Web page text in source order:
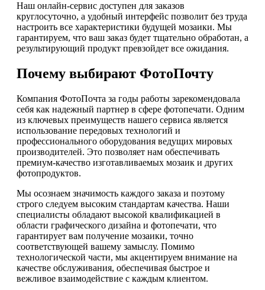
Наш онлайн-сервис доступен для заказов
круглосуточно, а удобный интерфейс позволит без труда
настроить все характеристики будущей мозаики. Мы
гарантируем, что ваш заказ будет тщательно обработан, а
результирующий продукт превзойдет все ожидания.
Почему выбирают ФотоПочту
Компания ФотоПочта за годы работы зарекомендовала
себя как надежный партнер в сфере фотопечати. Одним
из ключевых преимуществ нашего сервиса является
использование передовых технологий и
профессионального оборудования ведущих мировых
производителей. Это позволяет нам обеспечивать
премиум-качество изготавливаемых мозаик и других
фотопродуктов.
Мы осознаем значимость каждого заказа и поэтому
строго следуем высоким стандартам качества. Наши
специалисты обладают высокой квалификацией в
области графического дизайна и фотопечати, что
гарантирует вам получение мозаики, точно
соответствующей вашему замыслу. Помимо
технологической части, мы акцентируем внимание на
качестве обслуживания, обеспечивая быстрое и
вежливое взаимодействие с каждым клиентом.